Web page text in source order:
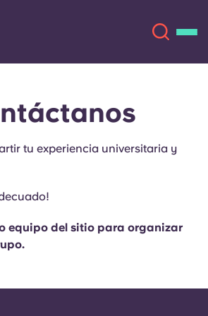
Idioma
(GB)
(US)
Deutsch
tu experiencia universitaria y
equipo del sitio para organizar